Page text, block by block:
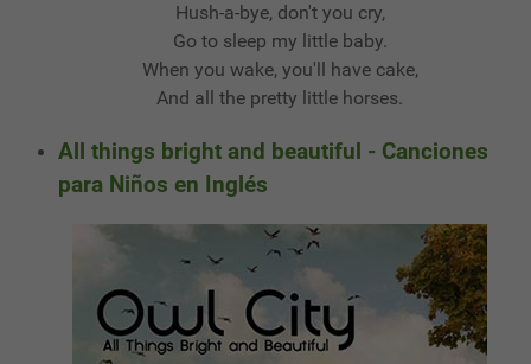
Hush-a-bye, don't you cry,
Go to sleep my little baby.
When you wake, you'll have cake,
And all the pretty little horses.
All things bright and beautiful - Canciones
para Niños en Inglés